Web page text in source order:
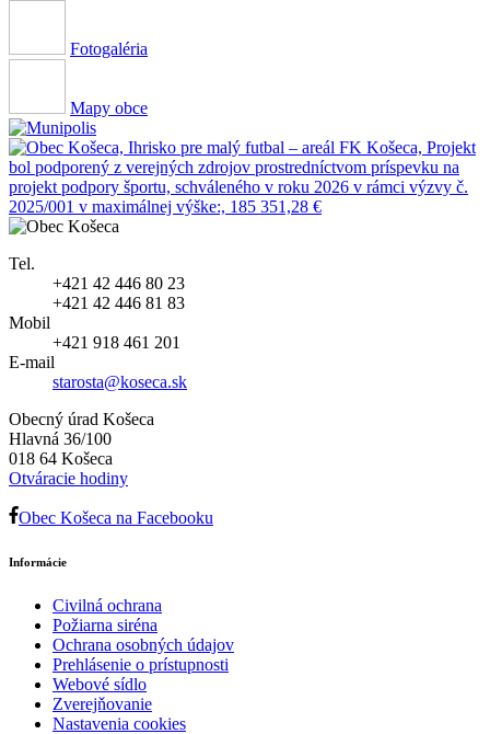
Fotogaléria
Mapy obce
Tel.
+421 42 446 80 23
+421 42 446 81 83
Mobil
+421 918 461 201
E-mail
starosta@koseca.sk
Obecný úrad Košeca
Hlavná 36/100
018 64 Košeca
Otváracie hodiny
Obec Košeca na Facebooku
Informácie
Civilná ochrana
Požiarna siréna
Ochrana osobných údajov
Prehlásenie o prístupnosti
Webové sídlo
Zverejňovanie
Nastavenia cookies